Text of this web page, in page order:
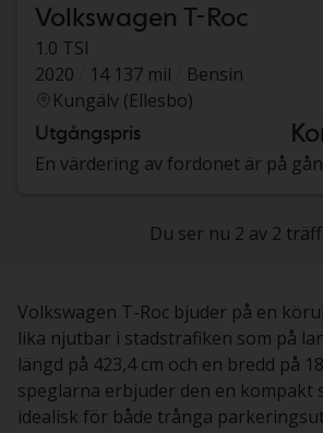
Volkswagen T-Roc
1.0 TSI
2020
14 137 mil
Bensin
Kungälv (Ellesbo)
Utgångspris
En värdering av fordonet är på
Du ser nu 2 av 2
Volkswagen T-Roc bjuder på en
lika njutbar i stadstrafiken som på
längd på 423,4 cm och en bredd på
speglarna erbjuder den en kompakt
idealisk för både trånga